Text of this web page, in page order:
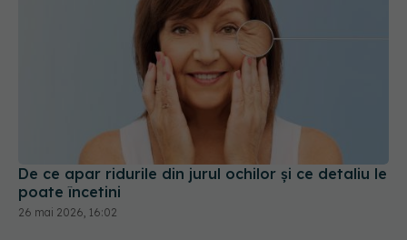
De ce apar ridurile din jurul ochilor și ce detaliu le
poate încetini
26 mai 2026, 16:02